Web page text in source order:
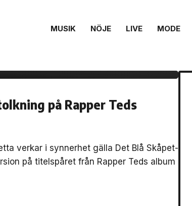
MUSIK NÖJE LIVE MODE
på Rapper Teds
verkar i synnerhet gälla Det Blå Skåpet-
på titelspåret från Rapper Teds album